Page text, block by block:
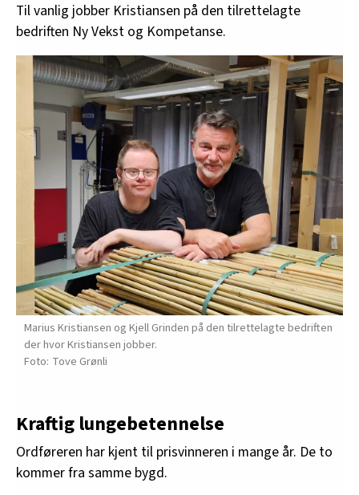
Til vanlig jobber Kristiansen på den tilrettelagte
bedriften Ny Vekst og Kompetanse.
Marius Kristiansen og Kjell Grinden på den tilrettelagte bedriften
der hvor Kristiansen jobber.
Tove Grønli
Kraftig lungebetennelse
Ordføreren har kjent til prisvinneren i mange år. De to
kommer fra samme bygd.